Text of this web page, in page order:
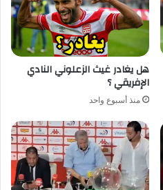
هل يغادر غيث الزعلوني النادي
الإفريقي ؟
منذ أسبوع واحد